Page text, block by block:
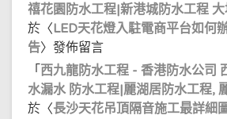
禧花園防水工程|新港城防水工程
於〈LED天花燈入駐電商平台如何
告〉發佈留言
「 西九龍防水工程 - 香港防水公司
水漏水 防水工程|麗湖居防水工程,
於〈長沙天花吊頂隔音施工最詳細